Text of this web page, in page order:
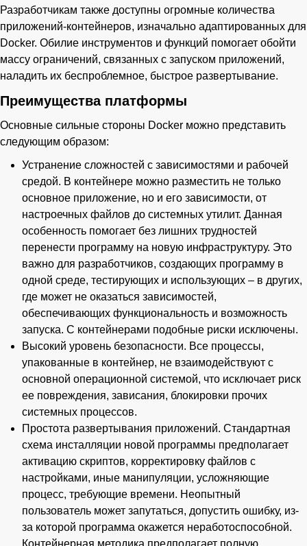
Разработчикам также доступны огромные количества
приложений-контейнеров, изначально адаптированных для
Docker. Обилие инструментов и функций помогает обойти
массу ограничений, связанных с запуском приложений,
наладить их беспроблемное, быстрое развертывание.
Преимущества платформы
Основные сильные стороны Docker можно представить
следующим образом:
Устранение сложностей с зависимостями и рабочей
средой. В контейнере можно разместить не только
основное приложение, но и его зависимости, от
настроечных файлов до системных утилит. Данная
особенность помогает без лишних трудностей
перенести программу на новую инфраструктуру. Это
важно для разработчиков, создающих программу в
одной среде, тестирующих и использующих – в других,
где может не оказаться зависимостей,
обеспечивающих функциональность и возможность
запуска. С контейнерами подобные риски исключены.
Высокий уровень безопасности. Все процессы,
упакованные в контейнер, не взаимодействуют с
основной операционной системой, что исключает риск
ее повреждения, зависания, блокировки прочих
системных процессов.
Простота развертывания приложений. Стандартная
схема инсталляции новой программы предполагает
активацию скриптов, корректировку файлов с
настройками, иные манипуляции, усложняющие
процесс, требующие времени. Неопытный
пользователь может запутаться, допустить ошибку, из-
за которой программа окажется неработоспособной.
Контейнерная методика предполагает полную